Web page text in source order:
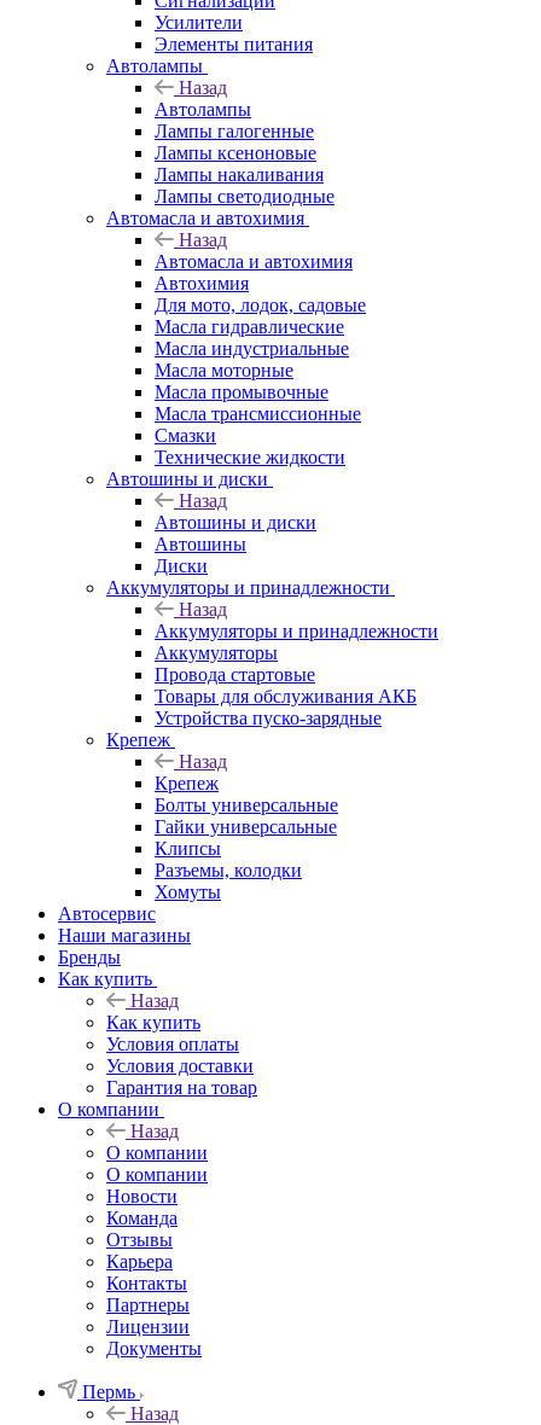
Усилители
Элементы питания
Автолампы
Назад
Автолампы
Лампы галогенные
Лампы ксеноновые
Лампы накаливания
Лампы светодиодные
Автомасла и автохимия
Назад
Автомасла и автохимия
Автохимия
Для мото, лодок, садовые
Масла гидравлические
Масла индустриальные
Масла моторные
Масла промывочные
Масла трансмиссионные
Смазки
Технические жидкости
Автошины и диски
Назад
Автошины и диски
Автошины
Диски
Аккумуляторы и принадлежности
Назад
Аккумуляторы и принадлежности
Аккумуляторы
Провода стартовые
Товары для обслуживания АКБ
Устройства пуско-зарядные
Крепеж
Назад
Крепеж
Болты универсальные
Гайки универсальные
Клипсы
Разъемы, колодки
Хомуты
Автосервис
Наши магазины
Бренды
Как купить
Назад
Как купить
Условия оплаты
Условия доставки
Гарантия на товар
О компании
Назад
О компании
О компании
Новости
Команда
Отзывы
Карьера
Контакты
Партнеры
Лицензии
Документы
Пермь
Назад